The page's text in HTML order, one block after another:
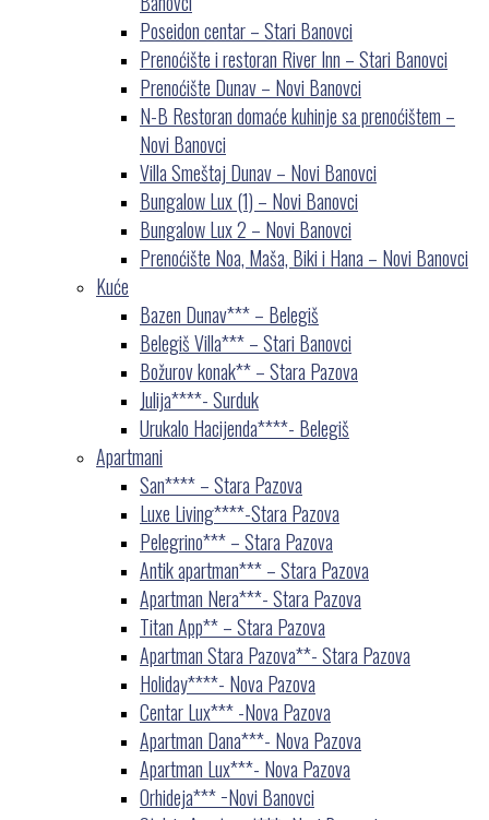
Poseidon centar – Stari Banovci
Prenoćište i restoran River Inn – Stari Banovci
Prenoćište Dunav – Novi Banovci
N-B Restoran domaće kuhinje sa prenoćištem –
Novi Banovci
Villa Smeštaj Dunav – Novi Banovci
Bungalow Lux (1) – Novi Banovci
Bungalow Lux 2 – Novi Banovci
Prenoćište Noa, Maša, Biki i Hana – Novi Banovci
Kuće
Bazen Dunav*** – Belegiš
Belegiš Villa*** – Stari Banovci
Božurov konak** – Stara Pazova
Julija****- Surduk
Urukalo Hacijenda****- Belegiš
Apartmani
San**** – Stara Pazova
Luxe Living****-Stara Pazova
Pelegrino*** – Stara Pazova
Antik apartman*** – Stara Pazova
Apartman Nera***- Stara Pazova
Titan App** – Stara Pazova
Apartman Stara Pazova**- Stara Pazova
Holiday****- Nova Pazova
Centar Lux*** -Nova Pazova
Apartman Dana***- Nova Pazova
Apartman Lux***- Nova Pazova
Orhideja*** −Novi Banovci